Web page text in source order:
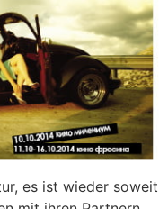
es ist wieder soweit